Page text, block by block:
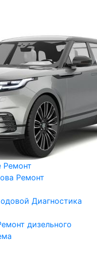
Ремонт
Ремонт
Диагностика
дизельного